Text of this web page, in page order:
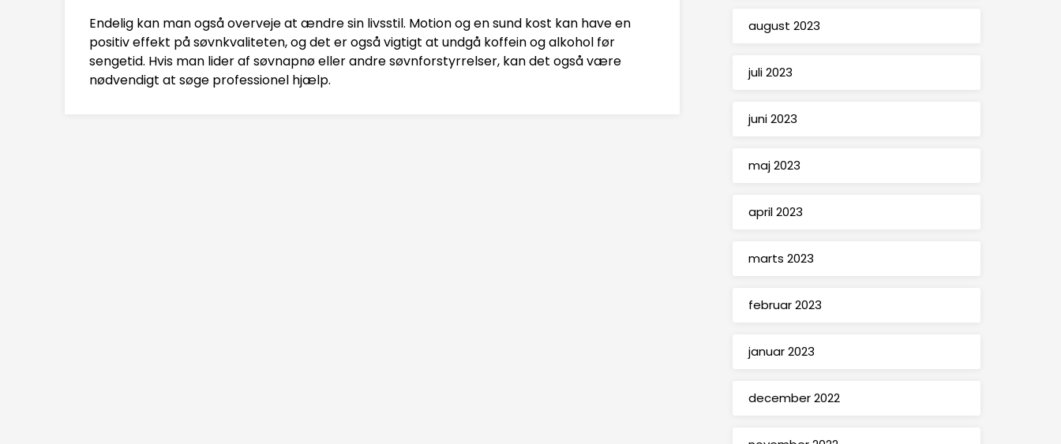
Endelig kan man også overveje at ændre sin livsstil. Motion og en sund kost kan have en
positiv effekt på søvnkvaliteten, og det er også vigtigt at undgå koffein og alkohol før
sengetid. Hvis man lider af søvnapnø eller andre søvnforstyrrelser, kan det også være
nødvendigt at søge professionel hjælp.
august 2023
juli 2023
juni 2023
maj 2023
april 2023
marts 2023
februar 2023
januar 2023
december 2022